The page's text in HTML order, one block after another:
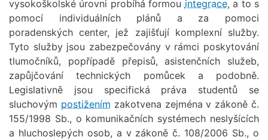
vysokoškolské úrovni probíhá formou integrace, a to s
pomocí individuálních plánů a za pomoci
poradenských center, jež zajišťují komplexní služby.
Tyto služby jsou zabezpečovány v rámci poskytování
tlumočníků, popřípadě přepisů, asistenčních služeb,
zapůjčování technických pomůcek a podobně.
Legislativně jsou specifická práva studentů se
sluchovým postižením zakotvena zejména v zákoně č.
155/1998 Sb., o komunikačních systémech neslyšících
a hluchoslepých osob, a v zákoně č. 108/2006 Sb., o